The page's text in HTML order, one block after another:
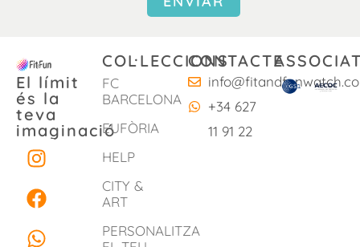
El límit
és la
teva
imaginació
I
n
s
t
a
F
a
c
e
b
W
h
a
t
s
COL·LECCIONS
FC
BARCELONA
EUFÒRIA
HELP
CITY &
ART
PERSONALITZA
CONTACTE
+34 627
11 91 22